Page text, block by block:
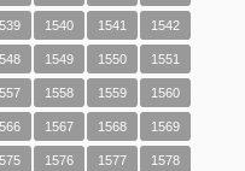
1540 1541 1542
1549 1550 1551
1558 1559 1560
1567 1568 1569
1576 1577 1578